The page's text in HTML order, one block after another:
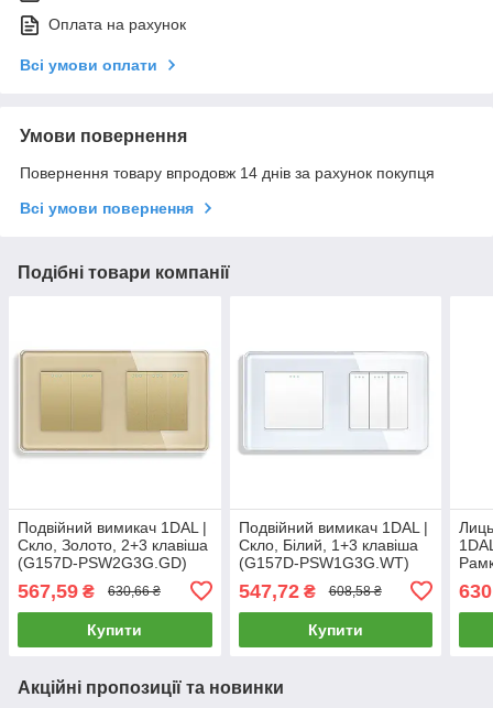
Оплата на рахунок
Всі умови оплати
Умови повернення
Повернення товару впродовж 14 днів за рахунок покупця
Всі умови повернення
Подібні товари компанії
Подвійний вимикач 1DAL |
Скло, Золото, 2+3 клавіша
(G157D-PSW2G3G.GD)
567,59 ₴ 630,66 ₴
Купити
Подвійний вимикач 1DAL |
Скло, Білий, 1+3 клавіша
(G157D-PSW1G3G.WT)
547,72₴ 608,58 ₴
Купити
Акційні пропозиції та новинки